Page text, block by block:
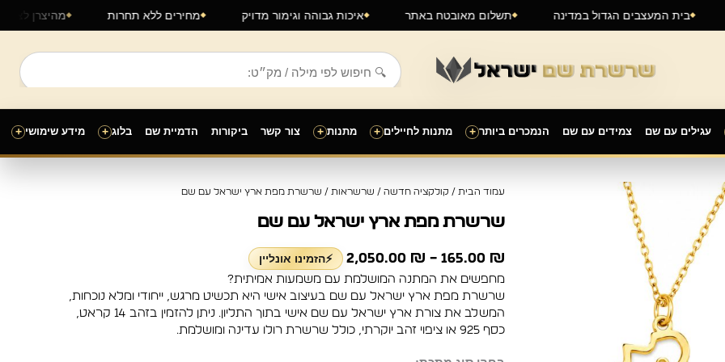
מהיצרן מחירים ללא תחרות איכות גבוהה וגימור מדויק תשלום מאובטח באתר בית המעצבים הגדול במדינה
עגילים עם שם צמידים עם שם הנמכרים ביותר + מתנות לחיילים + מתנות + צור קשר ביקורות הדמיית שם בלוג + מידע שימושי +
עמוד הבית / קולקציה חדשה / שרשראות / שרשרת מפת ארץ ישראל עם שם
שרשרת מפת ארץ ישראל עם שם
165.00 ₪
–
2,050.00 ₪
טווח
⁦165.00 ₪⁩
עד
⚡הזמינו אונליין
מחפשים את המתנה המושלמת עם משמעות אמיתית?
שרשרת מפת ארץ ישראל עם שם בעיצוב אישי היא תכשיט מרגש, ייחודי ומלא נוכחות,
המשלב את צורת ארץ ישראל עם שם אישי בתוך התליון. ניתן להזמין בזהב 14 קראט,
כסף 925 או ציפוי זהב יוקרתי, כולל שרשרת רולו עדינה ומושלמת.